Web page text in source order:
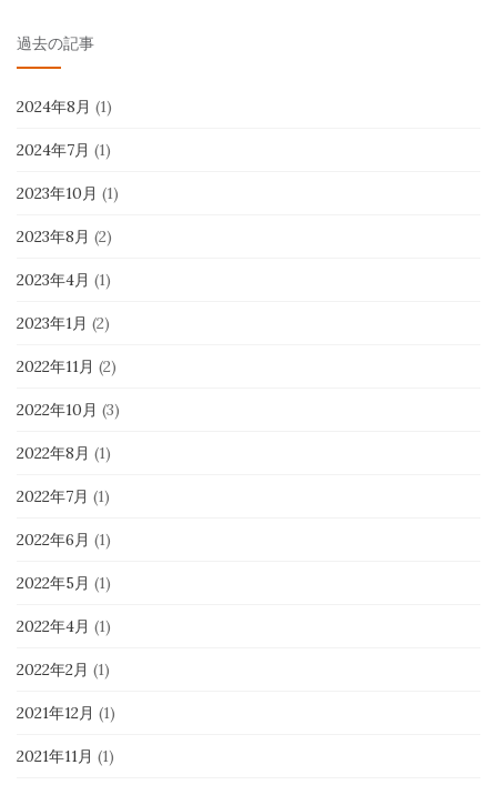
過去の記事
2024年8月 (1)
2024年7月 (1)
2023年10月 (1)
2023年8月 (2)
2023年4月 (1)
2023年1月 (2)
2022年11月 (2)
2022年10月 (3)
2022年8月 (1)
2022年7月 (1)
2022年6月 (1)
2022年5月 (1)
2022年4月 (1)
2022年2月 (1)
2021年12月 (1)
2021年11月 (1)